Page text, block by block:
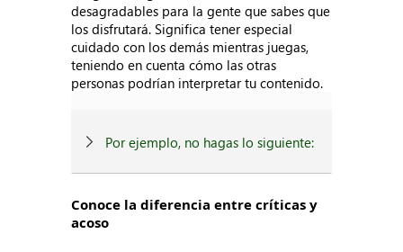
desagradables para la gente que sabes que
los disfrutará. Significa tener especial
cuidado con los demás mientras juegas,
teniendo en cuenta cómo las otras
personas podrían interpretar tu contenido.
Por ejemplo, no hagas lo siguiente:
Conoce la diferencia entre críticas y
acoso